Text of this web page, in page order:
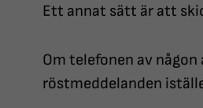
Ett annat sätt är att
Om telefonen av
röstmeddelanden